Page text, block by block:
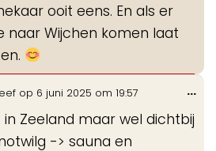
ooit eens. En als er
naar Wijchen komen laat
op 6 juni 2025 om 19:57
in Zeeland maar wel dichtbij
-> sauna en
...